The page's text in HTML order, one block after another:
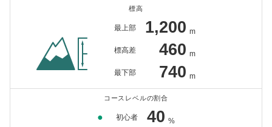
標高
最上部 1,200 m
標高差 460 m
最下部 740 m
コースレベルの割合
● 初心者 40 %